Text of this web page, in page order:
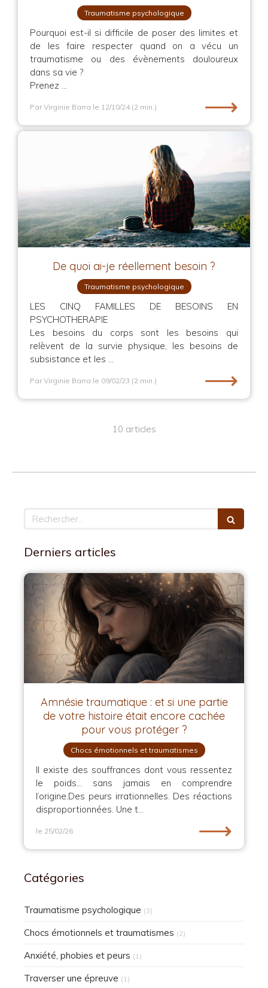
Traumatisme psychologique
Pourquoi est-il si difficile de poser des limites et
de les faire respecter quand on a vécu un
traumatisme ou des évènements douloureux
dans sa vie ?
Prenez ...
Par Virginie Barra le 12/10/24 (2 min.) ⟶
De quoi ai-je réellement besoin ?
Traumatisme psychologique
LES CINQ FAMILLES DE BESOINS EN
PSYCHOTHERAPIE
Les besoins du corps sont les besoins qui
relèvent de la survie physique, les besoins de
subsistance et les ...
Par Virginie Barra le 09/02/23 (2 min.) ⟶
10 articles
Rechercher
Derniers articles
Amnésie traumatique : et si une partie
de votre histoire était encore cachée
pour vous protéger ?
Chocs émotionnels et traumatismes
Il existe des souffrances dont vous ressentez
le poids… sans jamais en comprendre
l’origine.Des peurs irrationnelles. Des réactions
disproportionnées. Une t...
le 25/02/26 ⟶
Catégories
Traumatisme psychologique (3)
Chocs émotionnels et traumatismes (2)
Anxiété, phobies et peurs (1)
Traverser une épreuve (1)